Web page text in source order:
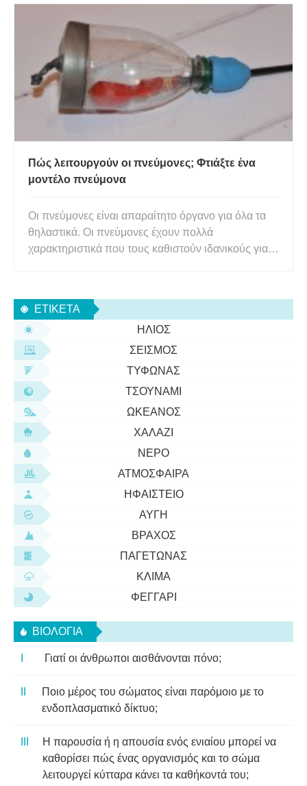
που γίνονται τόπος αναπαραγωγής βακτηρίων. Η
εφεύρεση του φούρνου μικροκυμάτων έχει κάνει τη
ζωή πολύ πιο εύκ
Πώς λειτουργούν οι πνεύμονες; Φτιάξτε ένα
μοντέλο πνεύμονα
Οι πνεύμονες είναι απαραίτητο όργανο για όλα τα
θηλαστικά. Οι πνεύμονες έχουν πολλά
χαρακτηριστικά που τους καθιστούν ιδανικούς για
μικροσκοπικών αερόσακων που ονομάζονται
κυψελίδες. είναι υγρά και να έχετε καλ
ΕΤΙΚΈΤΑ
ΉΛΙΟΣ
ΣΕΙΣΜΌΣ
ΤΥΦΏΝΑΣ
ΤΣΟΥΝΆΜΙ
ΩΚΕΑΝΌΣ
ΧΑΛΆΖΙ
ΝΕΡΌ
ΑΤΜΌΣΦΑΙΡΑ
ΗΦΑΊΣΤΕΙΟ
ΑΥΓΉ
ΒΡΆΧΟΣ
ΠΑΓΕΤΏΝΑΣ
ΚΛΊΜΑ
ΦΕΓΓΆΡΙ
ΒΙΟΛΟΓΊΑ
Γιατί οι άνθρωποι αισθάνονται πόνο;
Ποιο μέρος του σώματος είναι παρόμοιο με το
ενδοπλασματικό δίκτυο;
Η παρουσία ή η απουσία ενός ενιαίου μπορεί να
καθορίσει πώς ένας οργανισμός και το σώμα
λειτουργεί κύτταρα κάνει τα καθήκοντά του;